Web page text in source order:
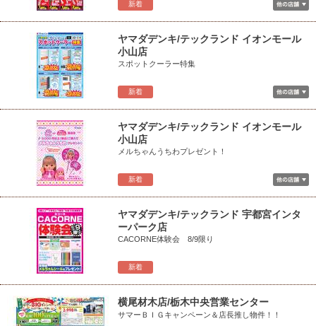
新着
新着
ヤマダデンキ/テックランド イオンモール
小山店
スポットクーラー特集
新着
ヤマダデンキ/テックランド イオンモール
小山店
メルちゃんうちわプレゼント！
新着
ヤマダデンキ/テックランド 宇都宮インタ
ーパーク店
CACORNE体験会 8/9限り
横尾材木店/栃木中央営業センター
サマーＢＩＧキャンペーン＆店長推し物件！！